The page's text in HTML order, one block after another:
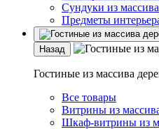
Сундуки из массива
Предметы
Назад
Гостиные из массива
Все товары
Витрины из
Шкаф-витрины из